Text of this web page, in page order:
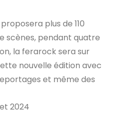
plus de 110
scènes, pendant quatre
la ferarock sera sur
nouvelle édition avec
et même des
2024